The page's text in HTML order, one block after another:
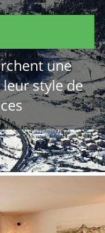
une
style de